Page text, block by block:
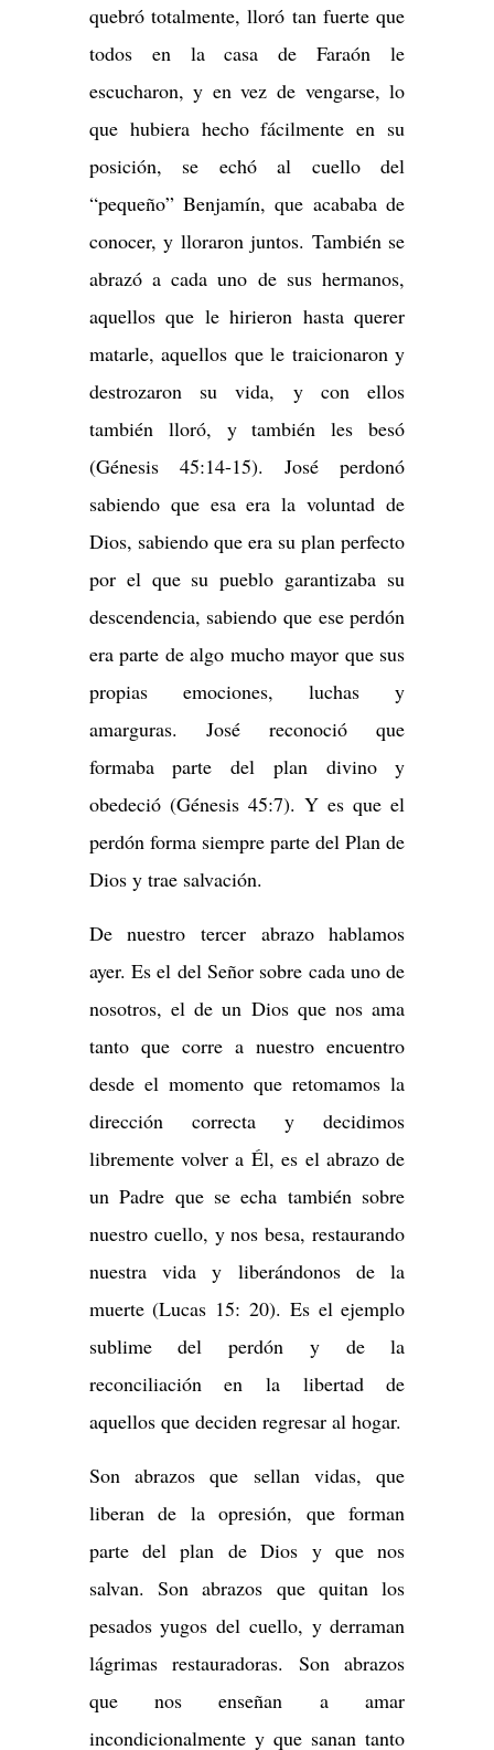
quebró totalmente, lloró tan fuerte que
todos en la casa de Faraón le
escucharon, y en vez de vengarse, lo
que hubiera hecho fácilmente en su
posición, se echó al cuello del
“pequeño” Benjamín, que acababa de
conocer, y lloraron juntos. También se
abrazó a cada uno de sus hermanos,
aquellos que le hirieron hasta querer
matarle, aquellos que le traicionaron y
destrozaron su vida, y con ellos
también lloró, y también les besó
(Génesis 45:14-15). José perdonó
sabiendo que esa era la voluntad de
Dios, sabiendo que era su plan perfecto
por el que su pueblo garantizaba su
descendencia, sabiendo que ese perdón
era parte de algo mucho mayor que sus
propias emociones, luchas y
amarguras. José reconoció que
formaba parte del plan divino y
obedeció (Génesis 45:7). Y es que el
perdón forma siempre parte del Plan de
Dios y trae salvación.
De nuestro tercer abrazo hablamos
ayer. Es el del Señor sobre cada uno de
nosotros, el de un Dios que nos ama
tanto que corre a nuestro encuentro
desde el momento que retomamos la
dirección correcta y decidimos
libremente volver a Él, es el abrazo de
un Padre que se echa también sobre
nuestro cuello, y nos besa, restaurando
nuestra vida y liberándonos de la
muerte (Lucas 15: 20). Es el ejemplo
sublime del perdón y de la
reconciliación en la libertad de
aquellos que deciden regresar al hogar.
Son abrazos que sellan vidas, que
liberan de la opresión, que forman
parte del plan de Dios y que nos
salvan. Son abrazos que quitan los
pesados yugos del cuello, y derraman
lágrimas restauradoras. Son abrazos
que nos enseñan a amar
incondicionalmente y que sanan tanto